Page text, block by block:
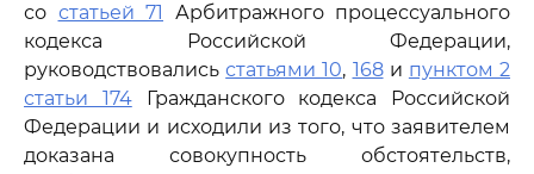
со статьей 71
Арбитражного процессуального
кодекса Российской Федерации,
руководствовалисьстатьями 10, 168и пунктом 2
статьи 174Гражданского кодекса Российской
Федерации и исходили из того, что заявителем
доказана совокупность обстоятельств,